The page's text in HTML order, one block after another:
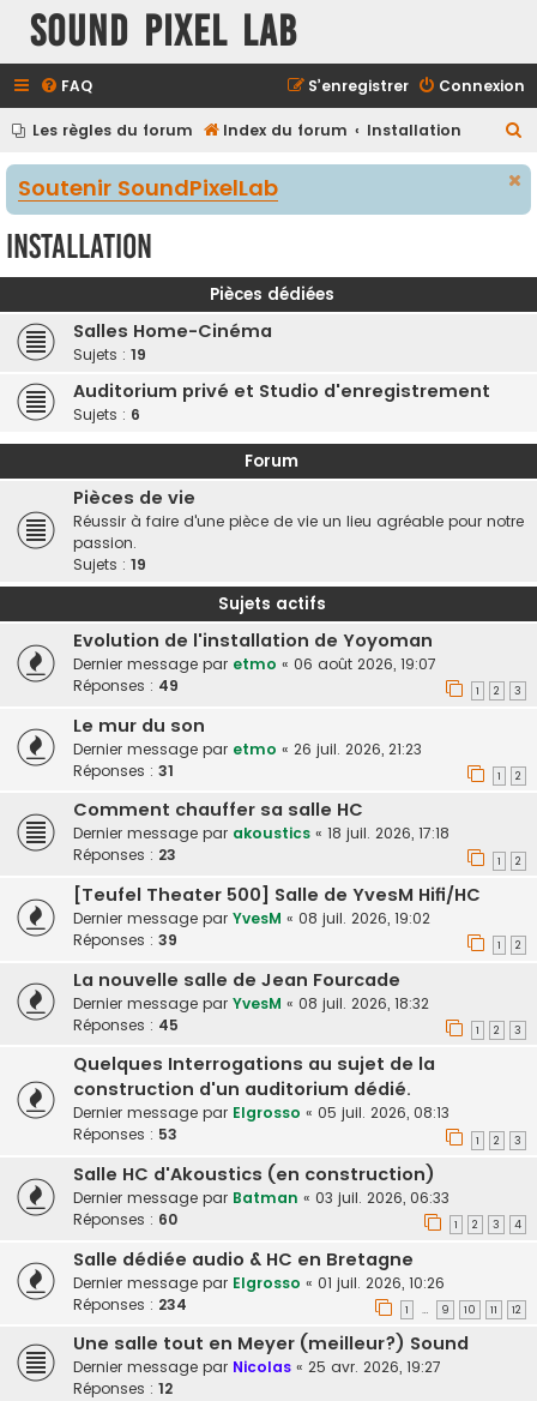
Sound Pixel Lab
FAQ Connexion
S’enregistrer
Les règles du forum Index du forum Installation
e
c
Soutenir SoundPixelLab
Installation
Pièces dédiées
Salles Home-Cinéma
Sujets : 19
Auditorium privé et Studio d'enregistrement
Sujets : 6
Forum
Pièces de vie
Réussir à faire d'une pièce de vie un lieu agréable pour notre
passion.
Sujets : 19
Sujets actifs
Evolution de l'installation de Yoyoman
Dernier message par etmo « 06 août 2026, 19:07
Réponses : 49 1 2 3
Le mur du son
Dernier message par etmo « 26 juil. 2026, 21:23
Réponses : 31 1 2
Comment chauffer sa salle HC
Dernier message par akoustics « 18 juil. 2026, 17:18
Réponses : 23 1 2
[Teufel Theater 500] Salle de YvesM Hifi/HC
Dernier message par YvesM « 08 juil. 2026, 19:02
Réponses : 39 1 2
La nouvelle salle de Jean Fourcade
Dernier message par YvesM « 08 juil. 2026, 18:32
Réponses : 45 1 2 3
Quelques Interrogations au sujet de la
construction d'un auditorium dédié.
Dernier message par Elgrosso « 05 juil. 2026, 08:13
Réponses : 53 1 2 3
Salle HC d'Akoustics (en construction)
Dernier message par Batman « 03 juil. 2026, 06:33
Réponses : 60 1 2 3 4
Salle dédiée audio & HC en Bretagne
Dernier message par Elgrosso « 01 juil. 2026, 10:26
Réponses : 234 1 … 9 10 11 12
Une salle tout en Meyer (meilleur?) Sound
Dernier message par Nicolas « 25 avr. 2026, 19:27
Réponses : 12